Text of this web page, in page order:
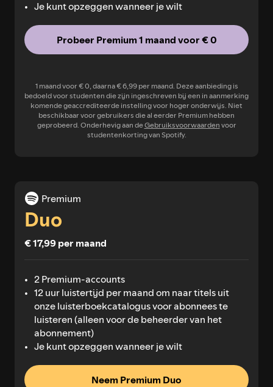
Je kunt opzeggen wanneer je wilt
Probeer Premium 1 maand voor € 0
1 maand voor € 0, daarna € 6,99 per maand. Deze aanbieding is
bedoeld voor studenten die zijn ingeschreven bij een in aanmerking
komende geaccrediteerde instelling voor hoger onderwijs. Niet
beschikbaar voor gebruikers die al eerder Premium hebben
geprobeerd. Onderhevig aan deGebruiksvoorwaardenvoor
studentenkorting van Spotify.
Premium
Duo
€ 17,99 per maand
2 Premium-accounts
12 uur luistertijd per maand om naar titels uit
onze luisterboekcatalogus voor abonnees te
luisteren (alleen voor de beheerder van het
abonnement)
Je kunt opzeggen wanneer je wilt
Neem Premium Duo